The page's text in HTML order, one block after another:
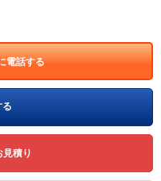
電話する
る
見積り